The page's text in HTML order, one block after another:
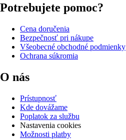
Potrebujete pomoc?
Cena doručenia
Bezpečnosť pri nákupe
Všeobecné obchodné podmienky
Ochrana súkromia
O nás
Prístupnosť
Kde dovážame
Poplatok za službu
Nastavenia cookies
Možnosti platby